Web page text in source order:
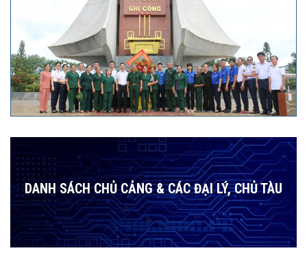
DANH SÁCH CHỦ CẢNG & CÁC ĐẠI LÝ, CHỦ TÀU